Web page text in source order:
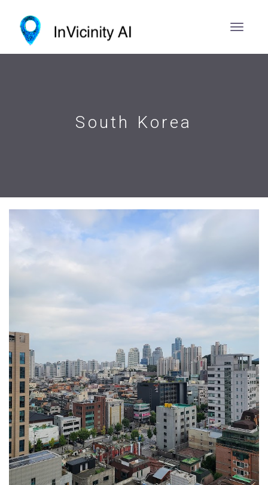
South Korea